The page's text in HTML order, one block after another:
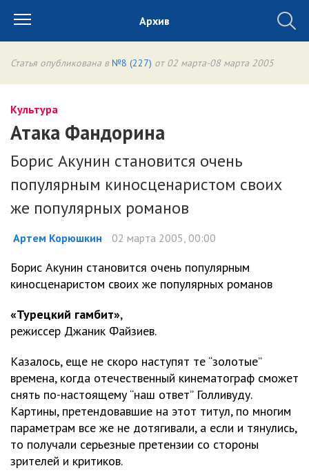
Архив
Статья опубликована в №8 (227) от 02 марта-08 марта 2005
Культура
Атака Фандорина
Борис Акунин становится очень
популярным киносценаристом своих
же популярных романов
Артем Корюшкин 02 марта 2005, 00:00
Борис Акунин становится очень популярным
киносценаристом своих же популярных романов
«Турецкий гамбит»,
режиссер Джаник Файзиев.
Казалось, еще не скоро наступят те “золотые”
времена, когда отечественный кинематограф сможет
снять по-настоящему “наш ответ” Голливуду.
Картины, претендовавшие на этот титул, по многим
параметрам все же не дотягивали, а если и тянулись,
то получали серьезные претензии со стороны
зрителей и критиков.